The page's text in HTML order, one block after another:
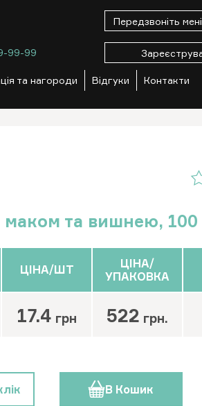
99-99
та нагороди Відгуки Контакти
Передзвоніть мені
маком та вишнею,
ЦІНА/ШТ
17.4 грн
ЦІНА/
УПАКОВКА
522 грн.
В Кошик